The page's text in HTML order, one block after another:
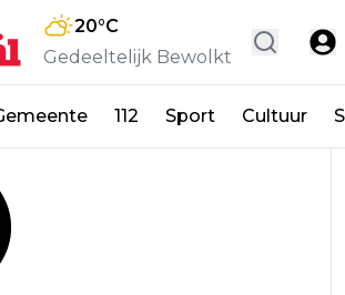
20°C
Gedeeltelijk Bewolkt
112 Sport Cultuur